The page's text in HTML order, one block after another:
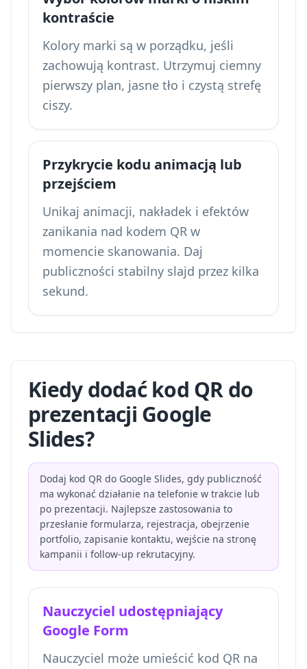
kontraście
Kolory marki są w porządku, jeśli
zachowują kontrast. Utrzymuj ciemny
pierwszy plan, jasne tło i czystą strefę
ciszy.
Przykrycie kodu animacją lub
przejściem
Unikaj animacji, nakładek i efektów
zanikania nad kodem QR w
momencie skanowania. Daj
publiczności stabilny slajd przez kilka
sekund.
Kiedy dodać kod QR do
prezentacji Google
Slides?
Dodaj kod QR do Google Slides, gdy publiczność
ma wykonać działanie na telefonie w trakcie lub
po prezentacji. Najlepsze zastosowania to
przesłanie formularza, rejestracja, obejrzenie
portfolio, zapisanie kontaktu, wejście na stronę
kampanii i follow-up rekrutacyjny.
Nauczyciel udostępniający
Google Form
Nauczyciel może umieścić kod QR na